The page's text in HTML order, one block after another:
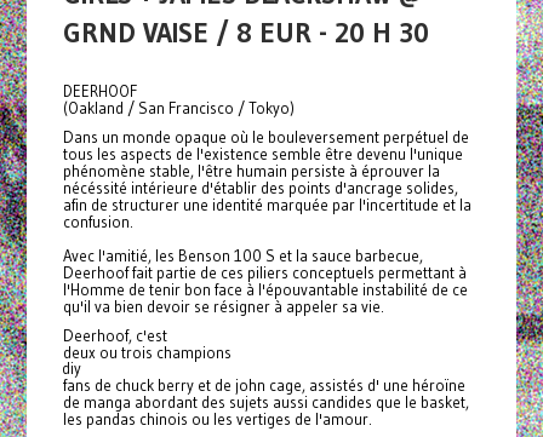
GRND VAISE / 8 EUR - 20 H 30
DEERHOOF
(Oakland / San Francisco / Tokyo)
Dans un monde opaque où le bouleversement perpétuel de
tous les aspects de l'existence semble être devenu l'unique
phénomène stable, l'être humain persiste à éprouver la
nécéssité intérieure d'établir des points d'ancrage solides,
afin de structurer une identité marquée par l'incertitude et la
confusion.
Avec l'amitié, les Benson 100 S et la sauce barbecue,
Deerhoof fait partie de ces piliers conceptuels permettant à
l'Homme de tenir bon face à l'épouvantable instabilité de ce
qu'il va bien devoir se résigner à appeler sa vie.
Deerhoof, c'est
deux ou trois champions
diy
fans de chuck berry et de john cage, assistés d' une héroïne
de manga abordant des sujets aussi candides que le basket,
les pandas chinois ou les vertiges de l'amour.